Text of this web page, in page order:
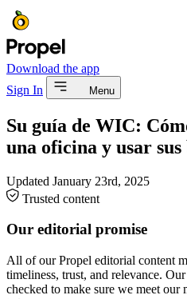
Download the app
Sign In
Menu
Su guía de WIC:
una oficina y usar sus
Updated January 23rd, 2025
Trusted content
Our editorial promise
All of our Propel editorial content
timeliness, trust, and relevance.
checked to make sure we meet